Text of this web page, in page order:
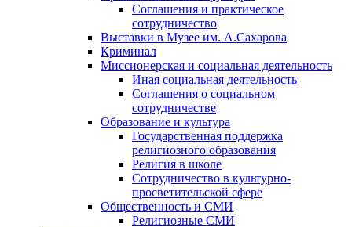
Соглашения и практическое
сотрудничество
Выставки в Музее им. А.Сахарова
Криминал
Миссионерская и социальная деятельность
Иная социальная деятельность
Соглашения о социальном
сотрудничестве
Образование и культура
Государственная поддержка
религиозного образования
Религия в школе
Сотрудничество в культурно-
просветительской сфере
Общественность и СМИ
Религиозные СМИ